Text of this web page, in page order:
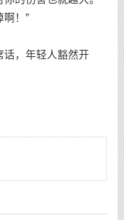
！”
，年轻人豁然开